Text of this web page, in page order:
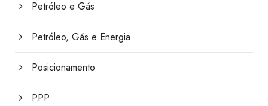
Petróleo e Gás
Petróleo, Gás e Energia
Posicionamento
PPP